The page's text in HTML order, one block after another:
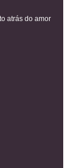
atrás do amor